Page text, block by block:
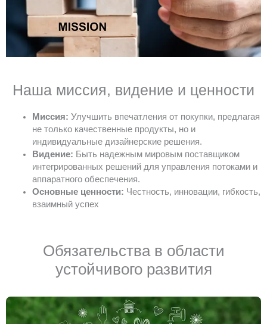
Наша миссия, видение и ценности
Миссия: Улучшить впечатления от покупки, предлагая
не только качественные продукты, но и
индивидуальные дизайнерские решения.
Видение: Быть надежным мировым поставщиком
интегрированных решений для управления потоками и
аппаратного обеспечения.
Основные ценности: Честность, инновации, гибкость,
взаимный успех
Обязательства в области
устойчивого развития